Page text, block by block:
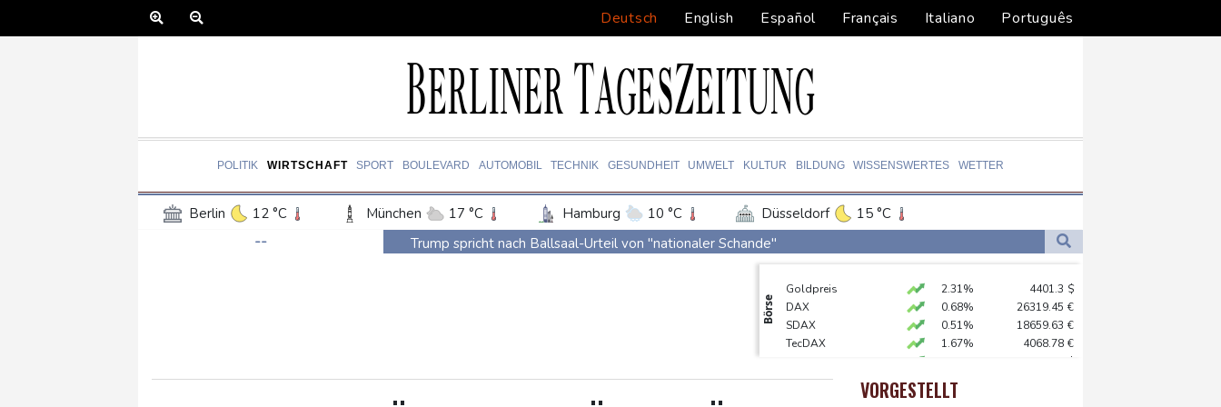
Deutsch English Español Français Italiano Português
POLITIK WIRTSCHAFT SPORT BOULEVARD AUTOMOBIL TECHNIK GESUNDHEIT UMWELT KULTUR BILDUNG WISSENSWERTES WETTER
Berlin 12 °C München 17 °C Hamburg 10 °C Düsseldorf
15 °C
Frankfurt am Main
Potsdam 13 °C Leipzig 13 °C
Bremen
Wien
24 °C
--
Trump spricht nach Ballsaal-Urteil von "nationaler Schande"
Frei: Über Beteiligung an AfD-Regierung entscheidet nicht CDU in Sachsen-Anhalt
US-Senat stimmt für umfassendes Sanktionspaket gegen Russland
"Rente mit 63": Unionsfraktionschef Frei offen für Härtefall- und Übergangslösungen
Ceuta-Andrang: EU fordert von Meta und Tiktok Vorgehen gegen Falschinformationen
Börse
Goldpreis 2.31% 4401.3 $
DAX
0.68% 26319.45 €
SDAX
0.51% 18659.63 €
TecDAX
1.67% 4068.78 €
$
Euro STOXX 50
0.33%
-0.07%
VORGESTELLT